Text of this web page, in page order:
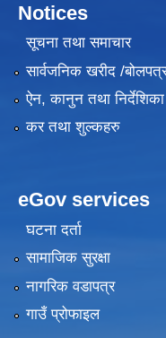
Notices
सूचना तथा समाचार
सार्वजनिक खरीद /
ऐन, कानुन तथा निर्देशिका
कर तथा शुल्कहरु
eGov services
घटना दर्ता
सामाजिक सुरक्षा
नागरिक वडापत्र
गाउँ प्रोफाइल